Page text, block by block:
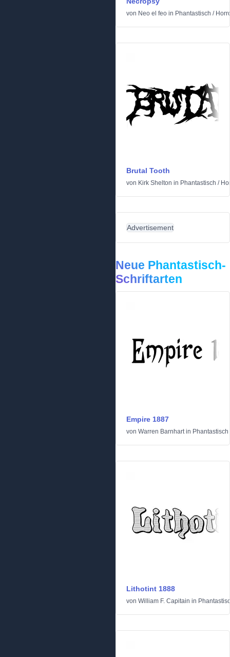
von Neo el feo in Phantastisch /
Brutal Tooth
von Kirk Shelton in Phantastisch /
Advertisement
Neue Phantastisch-
Schriftarten
Empire 1887
von Warren Barnhartin Phantastisch
Lithotint 1888
von William F. Capitain in